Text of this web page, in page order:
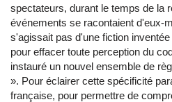
spectateurs, durant le temps de la
événements se racontaient d'eux-
s'agissait pas d'une fiction
pour effacer toute perception du
instauré un nouvel ensemble de
». Pour éclairer cette spécificité
française, pour permettre de